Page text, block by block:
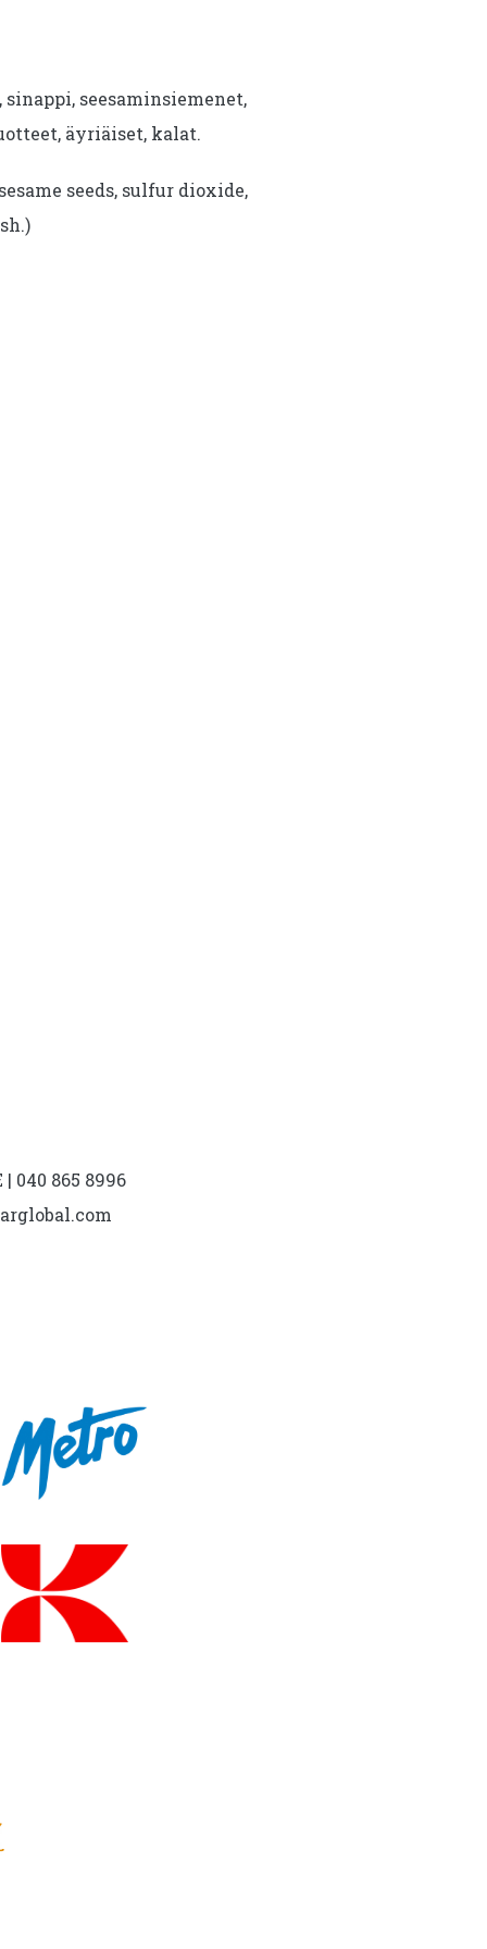
seesaminsiemenet,
äyriäiset, kalat.
seeds, sulfur dioxide,
040 865 8996